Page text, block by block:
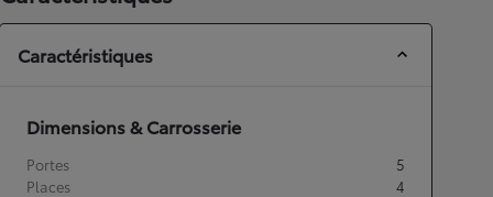
Caractéristiques
Dimensions & Carrosserie
Portes
5
Places
4